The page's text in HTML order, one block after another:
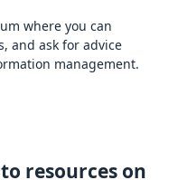
where you can
and ask for advice
management.
resources on